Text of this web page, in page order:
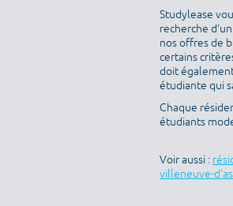
Studylease
recherche
nos offres de
certains
doit
étudiante qui
Chaque
étudiants
Voir aussi :
villeneuve-